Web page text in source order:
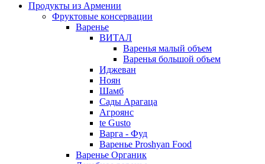
Продукты из Армении
Фруктовые консервации
Варенье
ВИТАЛ
Варенья малый объем
Варенья большой объем
Иджеван
Ноян
Шамб
Сады Арагаца
Агроянс
te Gusto
Варга - Фуд
Варенье Proshyan Food
Варенье Органик